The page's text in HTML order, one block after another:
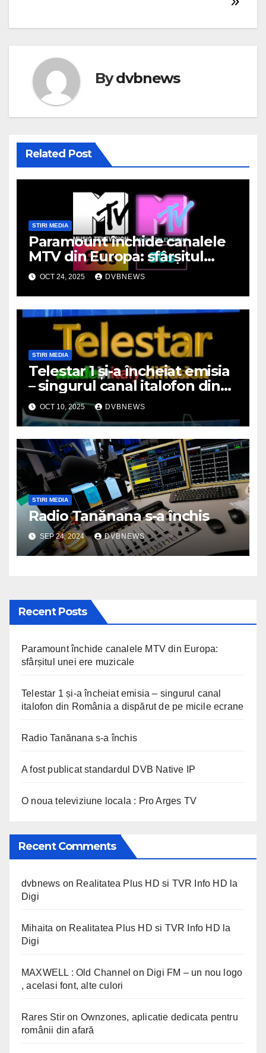
Bydvbnews
Related Post
STIRI MEDIA
Paramount închide canalele
MTV din Europa: sfârșitul
unei ere muzicale
OCT 24, 2025 DVBNEWS
STIRI MEDIA
Telestar 1 și-a încheiat emisia
– singurul canal italofon din
România a dispărut de pe
micile ecrane
OCT 10, 2025 DVBNEWS
STIRI MEDIA
Radio Tanănana s-a închis
SEP 24, 2024 DVBNEWS
Recent Posts
Paramount închide canalele MTV din Europa:
sfârșitul unei ere muzicale
Telestar 1 și-a încheiat emisia – singurul canal
italofon din România a dispărut de pe micile ecrane
Radio Tanănana s-a închis
A fost publicat standardul DVB Native IP
O noua televiziune locala : Pro Arges TV
Recent Comments
dvbnews on Realitatea Plus HD si TVR Info HD la
Digi
Mihaita on Realitatea Plus HD si TVR Info HD la
Digi
MAXWELL : Old Channel on Digi FM – un nou logo
, acelasi font, alte culori
Rares Stir on Ownzones, aplicatie dedicata pentru
românii din afară